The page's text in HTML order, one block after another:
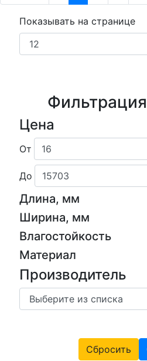
Показывать на странице
Цена
От
До
Длина, мм
Ширина, мм
Влагостойкость
Материал
Производитель
Сбросить